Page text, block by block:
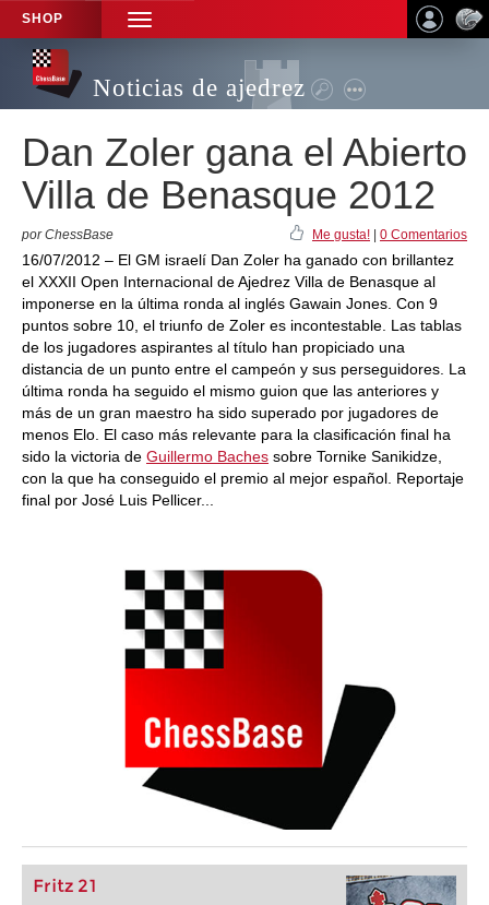
SHOP
TOGGLE
NAVIGATION
Noticias de ajedrez
Dan Zoler gana el Abierto
Villa de Benasque 2012
por ChessBase Me gusta! 0 Comentarios
16/07/2012 – El GM israelí Dan Zoler ha ganado con brillantez
el XXXII Open Internacional de Ajedrez Villa de Benasque al
imponerse en la última ronda al inglés Gawain Jones. Con 9
puntos sobre 10, el triunfo de Zoler es incontestable. Las tablas
de los jugadores aspirantes al título han propiciado una
distancia de un punto entre el campeón y sus perseguidores. La
última ronda ha seguido el mismo guion que las anteriores y
más de un gran maestro ha sido superado por jugadores de
menos Elo. El caso más relevante para la clasificación final ha
sido la victoria de Guillermo Baches sobre Tornike Sanikidze,
con la que ha conseguido el premio al mejor español. Reportaje
final por José Luis Pellicer...
Fritz 21